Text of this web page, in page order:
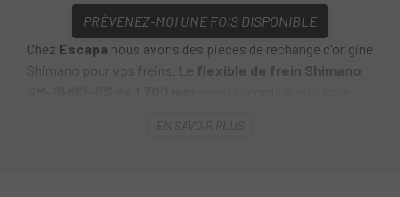
PRÉVENEZ-MOI UNE FOIS DISPONIBLE
Chez Escapa nous avons des pièces de rechange d'origine
Shimano pour vos freins. Le flexible de frein Shimano
être raccourcie individuellement puis pressée avec les
EN SAVOIR PLUS